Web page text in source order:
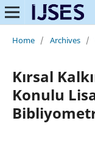
Home / Archives /
Kırsal
Konulu